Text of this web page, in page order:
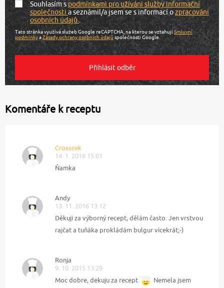
Souhlasím spodmínkami pro užívání služby informační
společnostia seznámil/a jsem se s informací ozpracování
osobních údajů.
Tato stránka využívá služeb Google reCAPTCHA, na kterou se vztahujíSmluvní
podmínkyaZásady ochrany osobních údajů společnosti Google.
Komentáře k receptu
Crosscek
14. 1. 2018 15:01
Ňamka
Andy
13. 11. 2016 13:12
Děkuji za výborný recept, dělám často. Jen vrstvou
rajčat a tuňáka prokládám bulgur vícekrát;-)
Ronja
9. 10. 2015 13:29
Moc dobre, dekuju za recept
Nemela jsem